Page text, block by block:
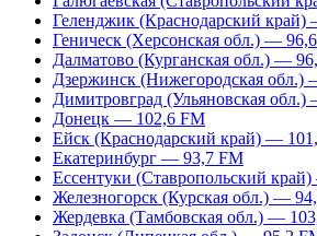
Геленджик (Краснодарский
Геническ (Херсонская обл.) —
Далматово (Курганская обл.) —
Дзержинск (Нижегородская обл.)
Димитровград (Ульяновская
Донецк — 102,6 FM
Ейск (Краснодарский край) —
Екатеринбург — 93,7 FM
Ессентуки (Ставропольский
Железногорск (Курская обл.) —
Жердевка (Тамбовская обл.) —